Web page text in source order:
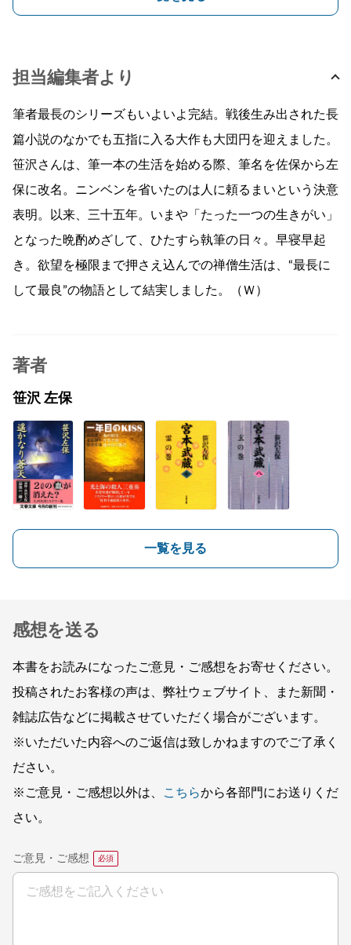
担当編集者より
筆者最長のシリーズもいよいよ完結。戦後生み出された長
篇小説のなかでも五指に入る大作も大団円を迎えました。
笹沢さんは、筆一本の生活を始める際、筆名を佐保から左
保に改名。ニンベンを省いたのは人に頼るまいという決意
表明。以来、三十五年。いまや「たった一つの生きがい」
となった晩酌めざして、ひたすら執筆の日々。早寝早起
き。欲望を極限まで押さえ込んでの禅僧生活は、“最長に
して最良”の物語として結実しました。（Ｗ）
著者
笹沢 左保
一覧を見る
感想を送る
本書をお読みになったご意見・ご感想をお寄せください。
投稿されたお客様の声は、弊社ウェブサイト、また新聞・
雑誌広告などに掲載させていただく場合がございます。
※いただいた内容へのご返信は致しかねますのでご了承く
ださい。
※ご意見・ご感想以外は、
こちらから各部門にお送りくだ
さい。
ご意見・ご感想